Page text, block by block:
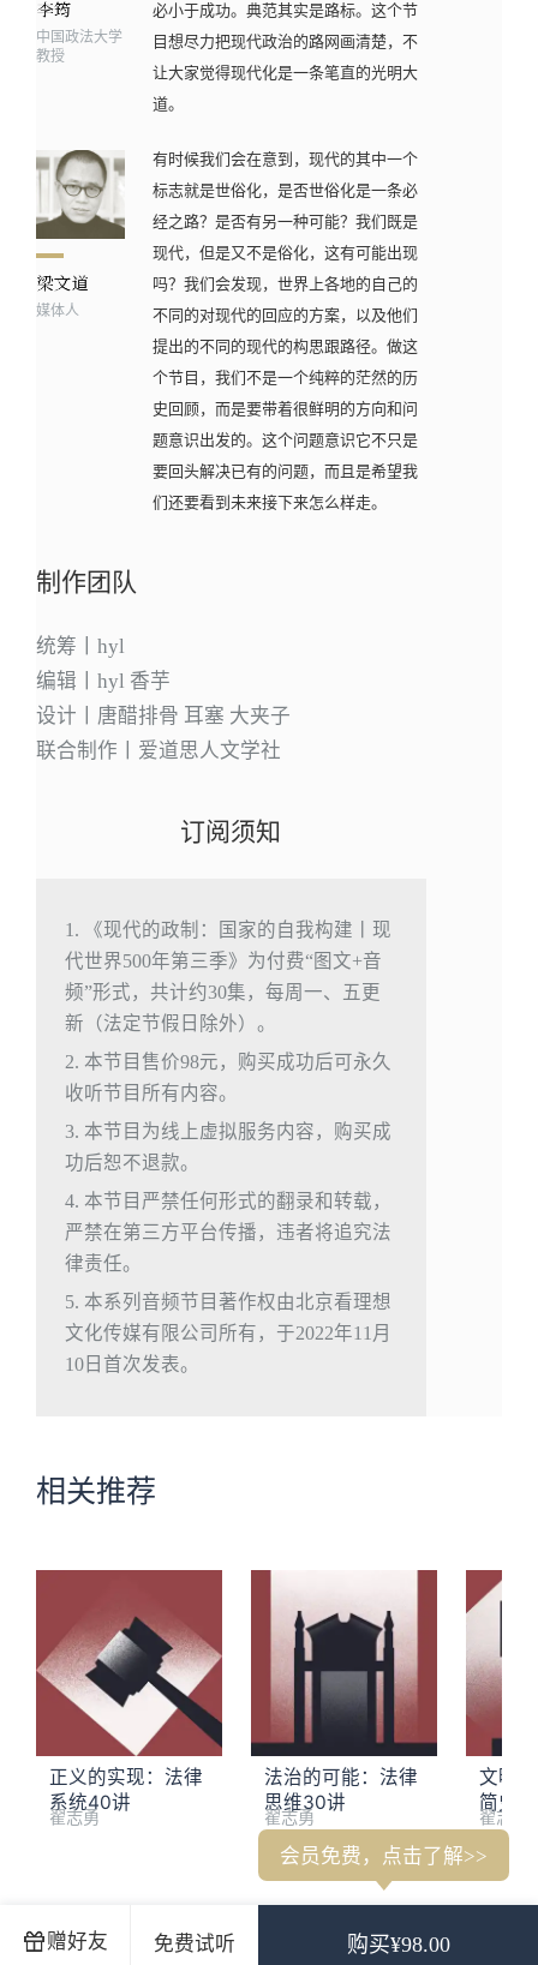
赠好友 免费试听 购买¥98.00
会员免费，点击了解>>
中国政法大学
教授
必小于成功。典范其实是路标。这个节
目想尽力把现代政治的路网画清楚，不
让大家觉得现代化是一条笔直的光明大
道。
媒体人
有时候我们会在意到，现代的其中一个
标志就是世俗化，是否世俗化是一条必
经之路？是否有另一种可能？我们既是
现代，但是又不是俗化，这有可能出现
吗？我们会发现，世界上各地的自己的
不同的对现代的回应的方案，以及他们
提出的不同的现代的构思跟路径。做这
个节目，我们不是一个纯粹的茫然的历
史回顾，而是要带着很鲜明的方向和问
题意识出发的。这个问题意识它不只是
要回头解决已有的问题，而且是希望我
们还要看到未来接下来怎么样走。
制作团队
统筹丨hyl
编辑丨hyl 香芋
设计丨唐醋排骨 耳塞 大夹子
联合制作丨爱道思人文学社
订阅须知
1. 《现代的政制：国家的自我构建丨现
代世界500年第三季》为付费“图文+音
频”形式，共计约30集，每周一、五更
新（法定节假日除外）。
2. 本节目售价98元，购买成功后可永久
收听节目所有内容。
3. 本节目为线上虚拟服务内容，购买成
功后恕不退款。
4. 本节目严禁任何形式的翻录和转载，
严禁在第三方平台传播，违者将追究法
律责任。
5. 本系列音频节目著作权由北京看理想
文化传媒有限公司所有，于2022年11月
10日首次发表。
相关推荐
正义的实现：法律
系统40讲
翟志勇
法治的可能：法律
思维30讲
翟志勇
文明
简史
翟志勇
2. 王在法下：现代